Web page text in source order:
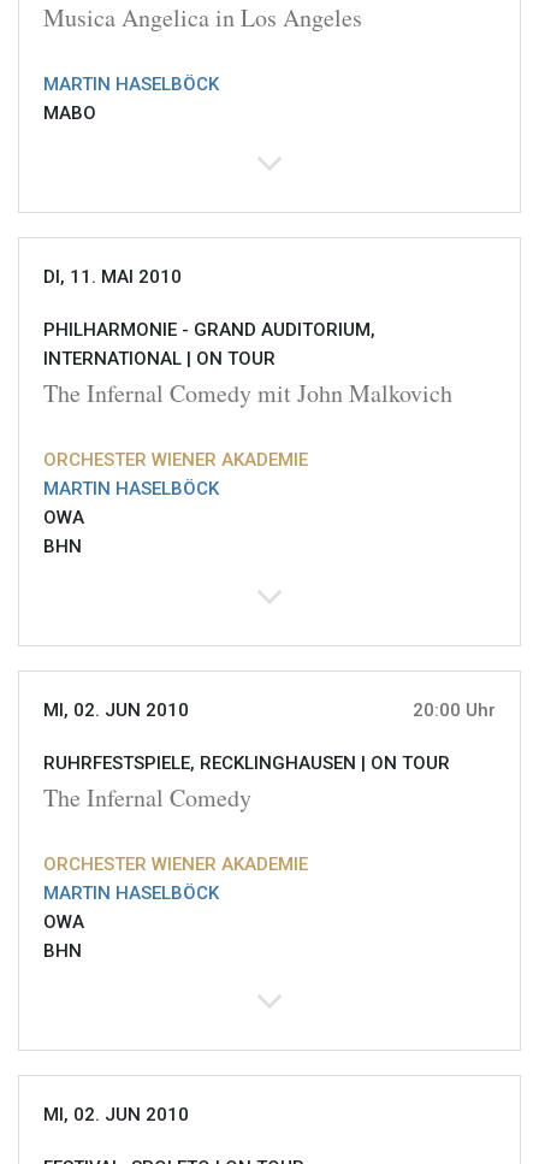
Musica Angelica in Los Angeles
MARTIN HASELBÖCK
MABO
DI, 11. MAI 2010
PHILHARMONIE - GRAND AUDITORIUM,
INTERNATIONAL | ON TOUR
The Infernal Comedy mit John Malkovich
ORCHESTER WIENER AKADEMIE
MARTIN HASELBÖCK
OWA
BHN
MI, 02. JUN 2010 20:00 Uhr
RUHRFESTSPIELE, RECKLINGHAUSEN | ON TOUR
The Infernal Comedy
ORCHESTER WIENER AKADEMIE
MARTIN HASELBÖCK
OWA
BHN
MI, 02. JUN 2010